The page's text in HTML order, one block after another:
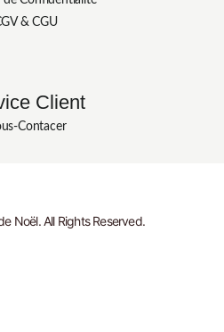
& CGU
Client
Contacer
Noël. All Rights Reserved.